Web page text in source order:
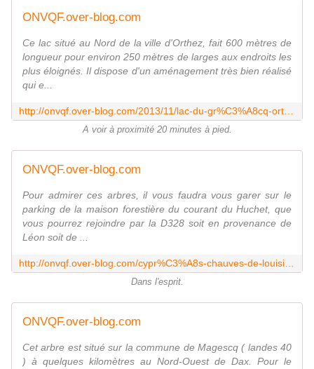
ONVQF.over-blog.com
Ce lac situé au Nord de la ville d'Orthez, fait 600 mètres de
longueur pour environ 250 mètres de larges aux endroits les
plus éloignés. Il dispose d'un aménagement très bien réalisé
qui e...
A voir à proximité 20 minutes à pied.
ONVQF.over-blog.com
Pour admirer ces arbres, il vous faudra vous garer sur le
parking de la maison forestière du courant du Huchet, que
vous pourrez rejoindre par la D328 soit en provenance de
Léon soit de ...
Dans l'esprit.
ONVQF.over-blog.com
Cet arbre est situé sur la commune de Magescq ( landes 40
) à quelques kilomètres au Nord-Ouest de Dax. Pour le